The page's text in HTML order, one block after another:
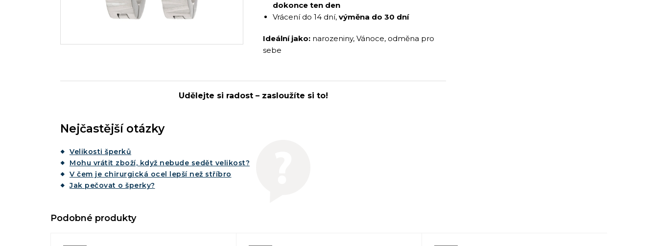
dokonce ten den
Vrácení do 14 dní, výměna do 30 dní
Ideální jako: narozeniny, Vánoce, odměna pro
sebe
Udělejte si radost – zasloužíte si to!
Nejčastější otázky
Velikosti šperků
Mohu vrátit zboží, když nebude sedět velikost?
V čem je chirurgická ocel lepší než stříbro
Jak pečovat o šperky?